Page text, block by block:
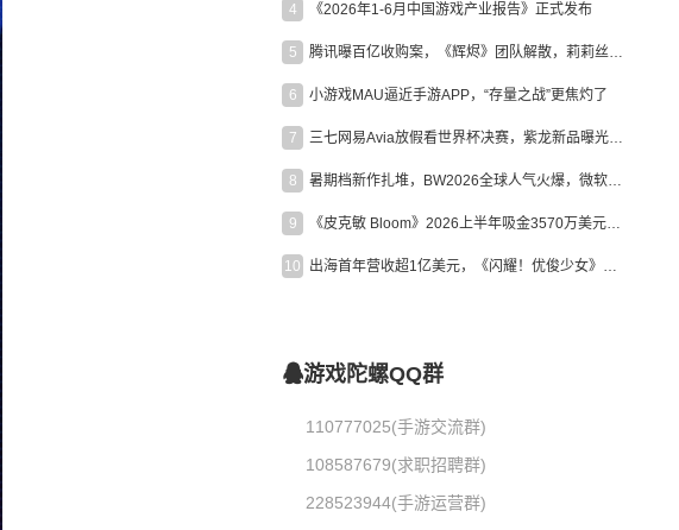
4 《2026年1-6月中国游戏产业报告》正式发布
5 腾讯曝百亿收购案，《辉烬》团队解散，莉莉丝新作曝光｜陀螺周报
6 小游戏MAU逼近手游APP，“存量之战”更焦灼了
7 三七网易Avia放假看世界杯决赛，紫龙新品曝光，米哈游新作上线 | 陀螺周报
8 暑期档新作扎堆，BW2026全球人气火爆，微软XBOX大裁员|陀螺周报
9 《皮克敏 Bloom》2026上半年吸金3570万美元，中国台湾成最大市场
10 出海首年营收超1亿美元，《闪耀！优俊少女》美国市场占比达七成
游戏陀螺QQ群
110777025(手游交流群)
108587679(求职招聘群)
228523944(手游运营群)